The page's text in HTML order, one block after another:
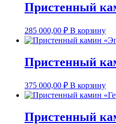
Пристенный
285 000,00 ₽ В корзину
Пристенный
375 000,00 ₽ В корзину
Пристенный